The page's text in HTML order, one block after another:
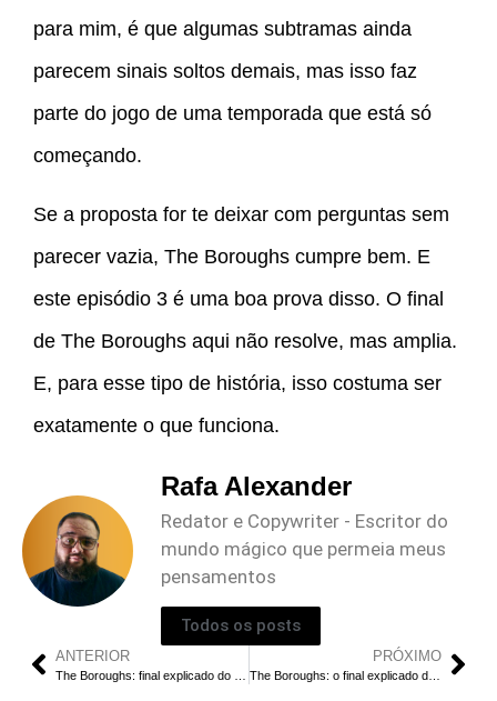
para mim, é que algumas subtramas ainda
parecem sinais soltos demais, mas isso faz
parte do jogo de uma temporada que está só
começando.
Se a proposta for te deixar com perguntas sem
parecer vazia, The Boroughs cumpre bem. E
este episódio 3 é uma boa prova disso. O final
de The Boroughs aqui não resolve, mas amplia.
E, para esse tipo de história, isso costuma ser
exatamente o que funciona.
Rafa Alexander
Redator e Copywriter - Escritor do
mundo mágico que permeia meus
pensamentos
Todos os posts
ANTERIOR PRÓXIMO
The Boroughs: o final explicado do episódio 2